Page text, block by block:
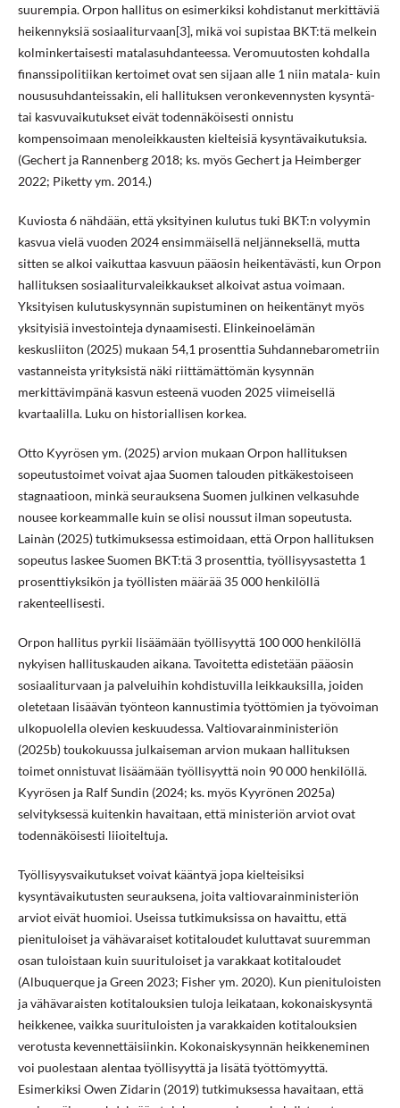
suurempia. Orpon hallitus on esimerkiksi kohdistanut merkittäviä
heikennyksiä sosiaaliturvaan[3], mikä voi supistaa BKT:tä melkein
kolminkertaisesti matalasuhdanteessa. Veromuutosten kohdalla
finanssipolitiikan kertoimet ovat sen sijaan alle 1 niin matala- kuin
noususuhdanteissakin, eli hallituksen veronkevennysten kysyntä-
tai kasvuvaikutukset eivät todennäköisesti onnistu
kompensoimaan menoleikkausten kielteisiä kysyntävaikutuksia.
(Gechert ja Rannenberg 2018; ks. myös Gechert ja Heimberger
2022; Piketty ym. 2014.)
Kuviosta 6 nähdään, että yksityinen kulutus tuki BKT:n volyymin
kasvua vielä vuoden 2024 ensimmäisellä neljänneksellä, mutta
sitten se alkoi vaikuttaa kasvuun pääosin heikentävästi, kun Orpon
hallituksen sosiaaliturvaleikkaukset alkoivat astua voimaan.
Yksityisen kulutuskysynnän supistuminen on heikentänyt myös
yksityisiä investointeja dynaamisesti. Elinkeinoelämän
keskusliiton (2025) mukaan 54,1 prosenttia Suhdannebarometriin
vastanneista yrityksistä näki riittämättömän kysynnän
merkittävimpänä kasvun esteenä vuoden 2025 viimeisellä
kvartaalilla. Luku on historiallisen korkea.
Otto Kyyrösen ym. (2025) arvion mukaan Orpon hallituksen
sopeutustoimet voivat ajaa Suomen talouden pitkäkestoiseen
stagnaatioon, minkä seurauksena Suomen julkinen velkasuhde
nousee korkeammalle kuin se olisi noussut ilman sopeutusta.
Lainàn (2025) tutkimuksessa estimoidaan, että Orpon hallituksen
sopeutus laskee Suomen BKT:tä 3 prosenttia, työllisyysastetta 1
prosenttiyksikön ja työllisten määrää 35 000 henkilöllä
rakenteellisesti.
Orpon hallitus pyrkii lisäämään työllisyyttä 100 000 henkilöllä
nykyisen hallituskauden aikana. Tavoitetta edistetään pääosin
sosiaaliturvaan ja palveluihin kohdistuvilla leikkauksilla, joiden
oletetaan lisäävän työnteon kannustimia työttömien ja työvoiman
ulkopuolella olevien keskuudessa. Valtiovarainministeriön
(2025b) toukokuussa julkaiseman arvion mukaan hallituksen
toimet onnistuvat lisäämään työllisyyttä noin 90 000 henkilöllä.
Kyyrösen ja Ralf Sundin (2024; ks. myös Kyyrönen 2025a)
selvityksessä kuitenkin havaitaan, että ministeriön arviot ovat
todennäköisesti liioiteltuja.
Työllisyysvaikutukset voivat kääntyä jopa kielteisiksi
kysyntävaikutusten seurauksena, joita valtiovarainministeriön
arviot eivät huomioi. Useissa tutkimuksissa on havaittu, että
pienituloiset ja vähävaraiset kotitaloudet kuluttavat suuremman
osan tuloistaan kuin suurituloiset ja varakkaat kotitaloudet
(Albuquerque ja Green 2023; Fisher ym. 2020). Kun pienituloisten
ja vähävaraisten kotitalouksien tuloja leikataan, kokonaiskysyntä
heikkenee, vaikka suurituloisten ja varakkaiden kotitalouksien
verotusta kevennettäisiinkin. Kokonaiskysynnän heikkeneminen
voi puolestaan alentaa työllisyyttä ja lisätä työttömyyttä.
Esimerkiksi Owen Zidarin (2019) tutkimuksessa havaitaan, että